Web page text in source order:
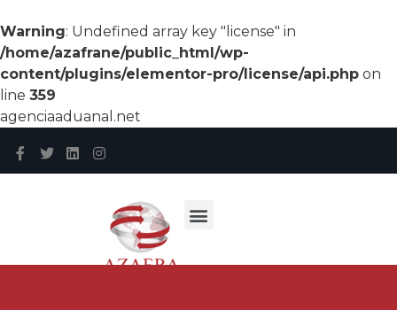
Warning: Undefined array key "license" in
/home/azafrane/public_html/wp-
content/plugins/elementor-pro/license/api.php on
line 359
agenciaaduanal.net